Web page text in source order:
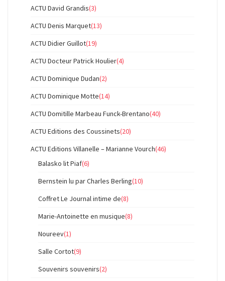
ACTU David Grandis(3)
ACTU Denis Marquet(13)
ACTU Didier Guillot(19)
ACTU Docteur Patrick Houlier(4)
ACTU Dominique Dudan(2)
ACTU Dominique Motte(14)
ACTU Domitille Marbeau Funck-Brentano(40)
ACTU Editions des Coussinets(20)
ACTU Editions Villanelle – Marianne Vourch(46)
Balasko lit Piaf(6)
Bernstein lu par Charles Berling(10)
Coffret Le Journal intime de(8)
Marie-Antoinette en musique(8)
Noureev(1)
Salle Cortot(9)
Souvenirs souvenirs(2)